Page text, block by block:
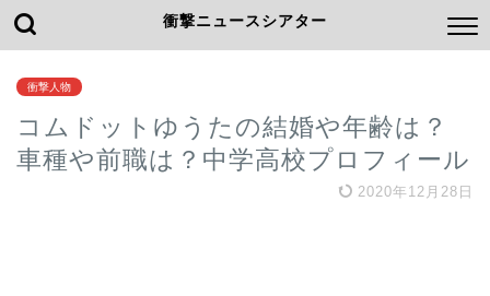
衝撃ニュースシアター
衝撃人物
コムドットゆうたの結婚や年齢は？
車種や前職は？中学高校プロフィール
2020年12月28日